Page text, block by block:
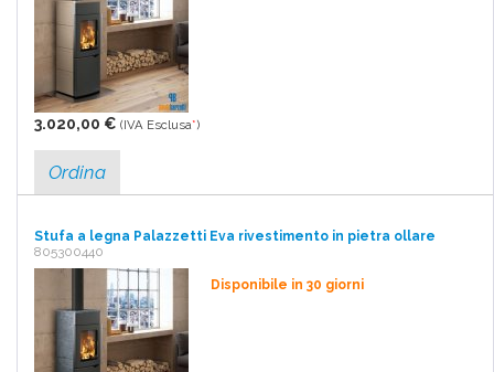
3.020,00 € (IVA Esclusa*)
Ordina
Stufa a legna Palazzetti Eva rivestimento in pietra ollare
805300440
Disponibile in 30 giorni